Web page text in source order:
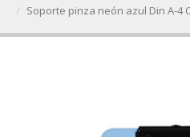
Soporte pinza neón azul Din A-4